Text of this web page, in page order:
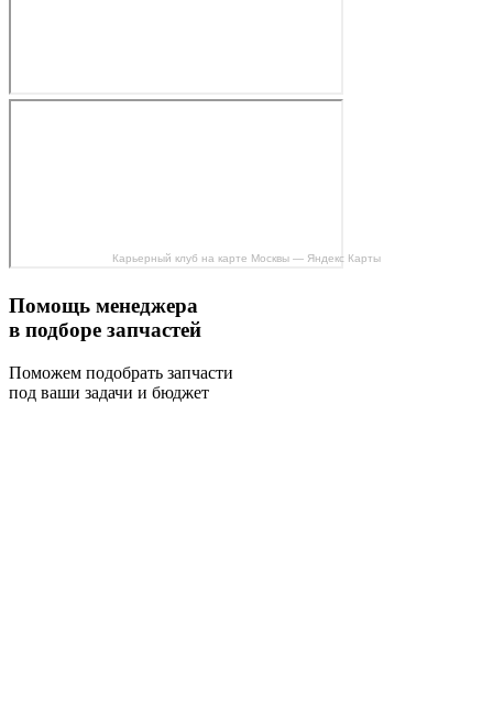
Карьерный клуб на карте Москвы — Яндекс Карты
Помощь менеджера
в подборе запчастей
Поможем подобрать запчасти
под ваши задачи и бюджет